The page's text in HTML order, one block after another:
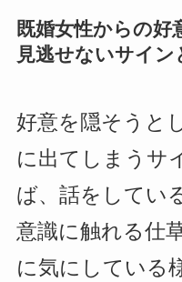
既婚女性からの好
見逃せないサイン
好意を隠そうと
に出てしまうサ
ば、話をしてい
意識に触れる仕
に気にしている